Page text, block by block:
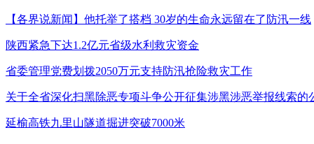
【各界说新闻】他托举了搭档 30岁的生命永远留在了防汛一线
陕西紧急下达1.2亿元省级水利救灾资金
省委管理党费划拨2050万元支持防汛抢险救灾工作
关于全省深化扫黑除恶专项斗争公开征集涉黑涉恶举报线索的
延榆高铁九里山隧道掘进突破7000米